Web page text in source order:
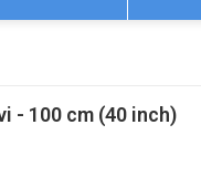
- 100 cm (40 inch)